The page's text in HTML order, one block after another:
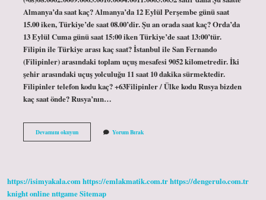
Almanya’da saat kaç? Almanya’da 12 Eylül Perşembe günü saat
15.00 iken, Türkiye’de saat 08.00’dir. Şu an orada saat kaç? Orda’da
13 Eylül Cuma günü saat 15:00 iken Türkiye’de saat 13:00’tür.
Filipin ile Türkiye arası kaç saat? İstanbul ile San Fernando
(Filipinler) arasındaki toplam uçuş mesafesi 9052 kilometredir. İki
şehir arasındaki uçuş yolculuğu 11 saat 10 dakika sürmektedir.
Filipinler telefon kodu kaç? +63Filipinler / Ülke kodu Rusya bizden
kaç saat önde? Rusya’nın…
Devamını okuyunFilipino
Da
Yorum Bırak
https://isimyakala.comhttps://emlakmatik.com.trhttps://dengerulo.com.tr
knight onlinenttgameSitemap